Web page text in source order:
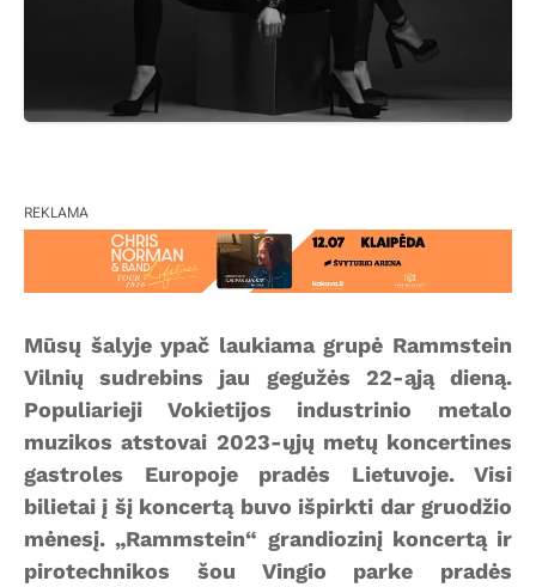
REKLAMA
Mūsų šalyje ypač laukiama grupė Rammstein
Vilnių sudrebins jau gegužės 22-ąją dieną.
Populiarieji Vokietijos industrinio metalo
muzikos atstovai 2023-ųjų metų koncertines
gastroles Europoje pradės Lietuvoje. Visi
bilietai į šį koncertą buvo išpirkti dar gruodžio
mėnesį. „Rammstein“ grandiozinį koncertą ir
pirotechnikos šou Vingio parke pradės